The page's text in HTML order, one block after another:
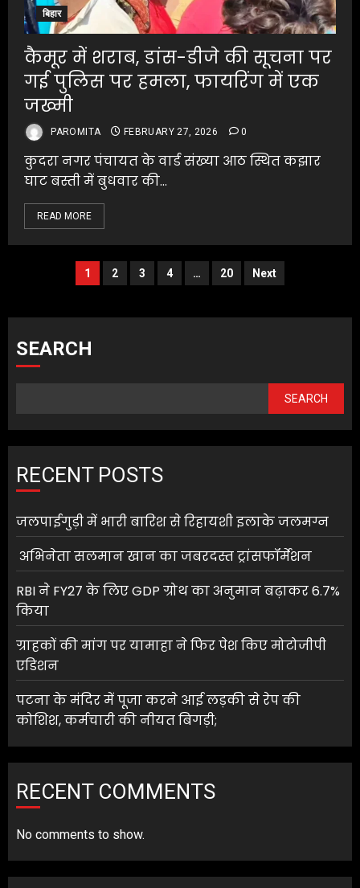
बिहार
कैमूर में शराब, डांस-डीजे की सूचना पर
गई पुलिस पर हमला, फायरिंग में एक
जख्मी
PAROMITA FEBRUARY 27, 2026 0
कुदरा नगर पंचायत के वार्ड संख्या आठ स्थित कझार
घाट बस्ती में बुधवार की...
READ MORE
1 2 3 4 … 20 Next
SEARCH
SEARCH
RECENT POSTS
जलपाईगुड़ी में भारी बारिश से रिहायशी इलाके जलमग्न
अभिनेता सलमान खान का जबरदस्त ट्रांसफॉर्मेशन
RBI ने FY27 के लिए GDP ग्रोथ का अनुमान बढ़ाकर 6.7%
किया
ग्राहकों की मांग पर यामाहा ने फिर पेश किए मोटोजीपी
एडिशन
पटना के मंदिर में पूजा करने आई लड़की से रेप की
कोशिश, कर्मचारी की नीयत बिगड़ी;
RECENT COMMENTS
No comments to show.